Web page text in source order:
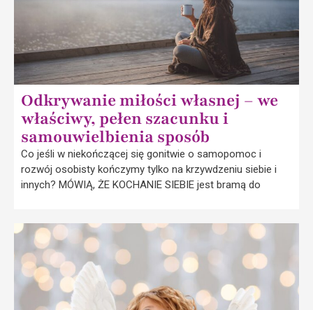
Odkrywanie miłości własnej – we
właściwy, pełen szacunku i
samouwielbienia sposób
Co jeśli w niekończącej się gonitwie o samopomoc i
rozwój osobisty kończymy tylko na krzywdzeniu siebie i
innych? MÓWIĄ, ŻE KOCHANIE SIEBIE jest bramą do